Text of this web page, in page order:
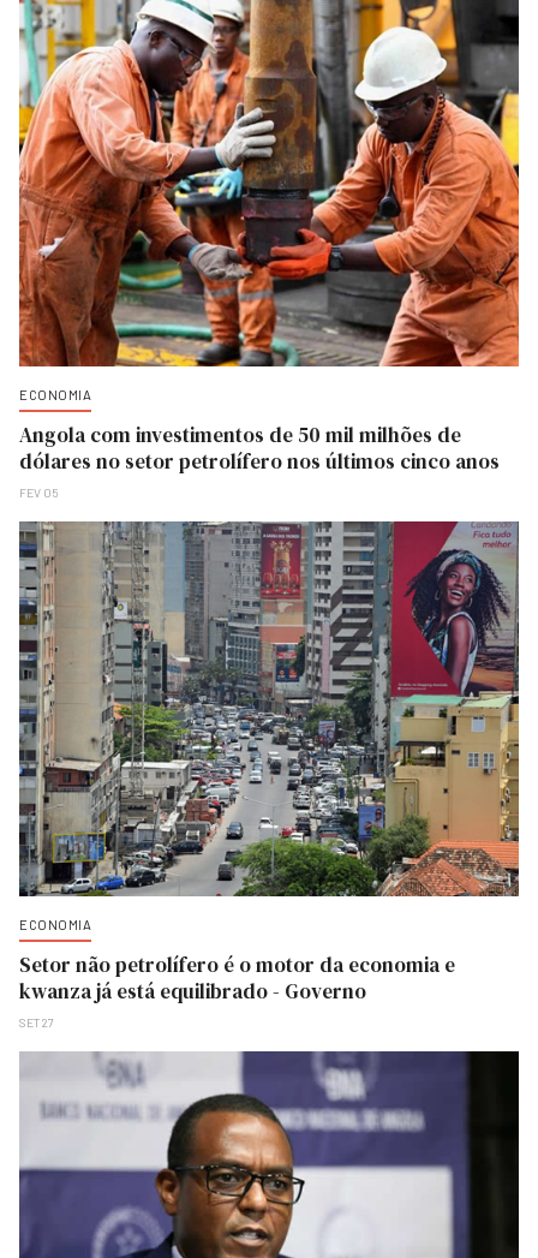
ECONOMIA
Angola com investimentos de 50 mil milhões de
dólares no setor petrolífero nos últimos cinco anos
FEV 05
ECONOMIA
Setor não petrolífero é o motor da economia e
kwanza já está equilibrado - Governo
SET 27